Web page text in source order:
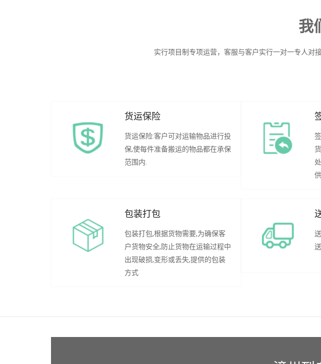
我
实行项目制专项运营，客服与客户实行一对一专人对
货运保险
货运保险:客户可对运输物品进行投
保,使每件准备搬运的物品都在承保
范围内.
包装打包
包装打包,根据货物需要,为确保客
户货物安全,防止货物在运输过程中
出现破损,变形或丢失,提供的包装
方式